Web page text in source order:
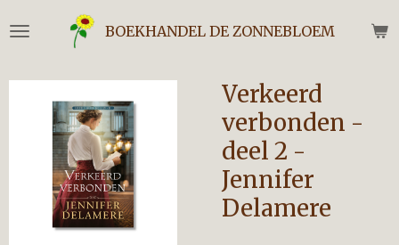
direct
de
hoofdinhoud
BOEKHANDEL DE ZONNEBLOEM
Verkeerd
verbonden -
deel 2 -
Jennifer
Delamere